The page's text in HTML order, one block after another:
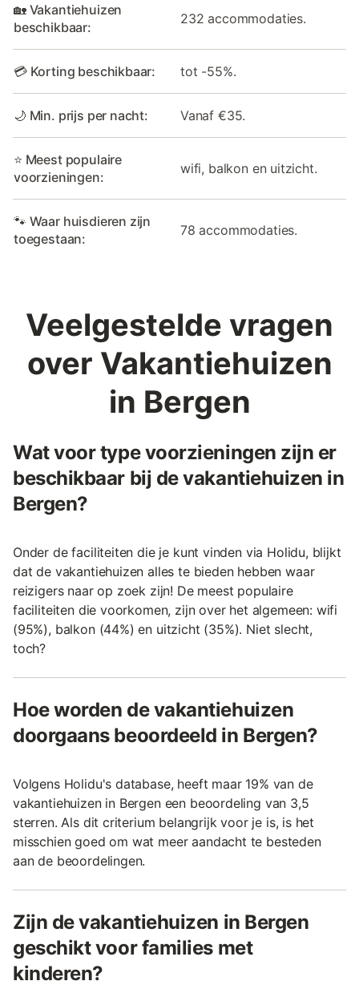
🏡 Vakantiehuizen
beschikbaar:
232 accommodaties.
💳 Korting beschikbaar: tot -55%.
🌙 Min. prijs per nacht: Vanaf €35.
⭐ Meest populaire
voorzieningen:
wifi, balkon en uitzicht.
🐾 Waar huisdieren zijn
toegestaan:
78 accommodaties.
Veelgestelde vragen
over Vakantiehuizen
in Bergen
Wat voor type voorzieningen zijn er
beschikbaar bij de vakantiehuizen in
Bergen?
Onder de faciliteiten die je kunt vinden via Holidu, blijkt
dat de vakantiehuizen alles te bieden hebben waar
reizigers naar op zoek zijn! De meest populaire
faciliteiten die voorkomen, zijn over het algemeen: wifi
(95%), balkon (44%) en uitzicht (35%). Niet slecht,
toch?
Hoe worden de vakantiehuizen
doorgaans beoordeeld in Bergen?
Volgens Holidu's database, heeft maar 19% van de
vakantiehuizen in Bergen een beoordeling van 3,5
sterren. Als dit criterium belangrijk voor je is, is het
misschien goed om wat meer aandacht te besteden
aan de beoordelingen.
Zijn de vakantiehuizen in Bergen
geschikt voor families met
kinderen?